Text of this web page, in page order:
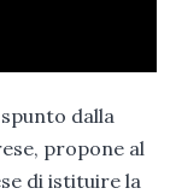
dalla
propone al
di istituire la